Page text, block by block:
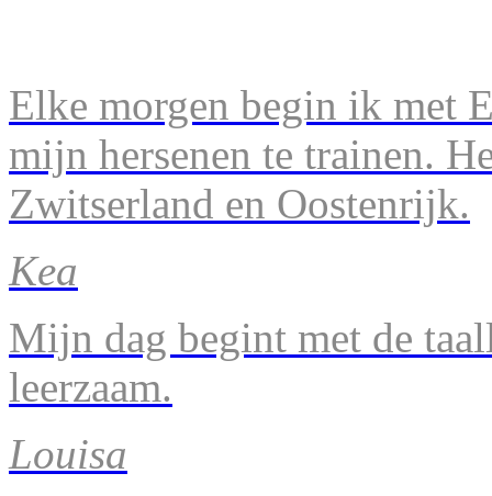
Elke morgen begin ik met
mijn hersenen te trainen.
Zwitserland en Oostenrijk.
Kea
Mijn dag begint met de
leerzaam.
Louisa